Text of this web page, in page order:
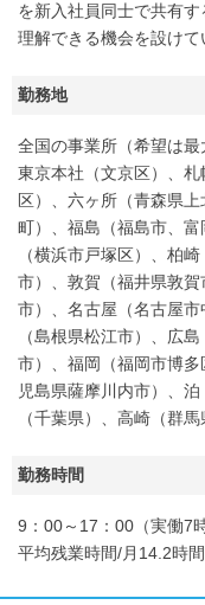
を新入社員同士で共有
理解できる機会を設けて
勤務地
全国の事業所（希望は最
東京本社（文京区）、
区）、六ヶ所（青森県
町）、福島（福島市、
（横浜市戸塚区）、柏
市）、敦賀（福井県敦賀
市）、名古屋（名古屋
（島根県松江市）、広
市）、福岡（福岡市博
児島県薩摩川内市）、
（千葉県）、高崎（群
勤務時間
9：00～17：00（実働7時
平均残業時間/月14.2時